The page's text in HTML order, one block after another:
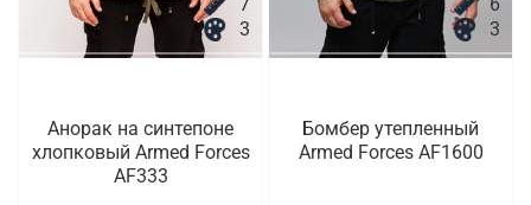
3
Анорак на синтепоне
хлопковый Armed Forces
AF333
3
Бомбер утепленный
Armed Forces AF1600